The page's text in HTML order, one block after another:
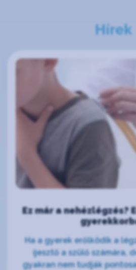
Hírek
Ez már a nehézlégzés?
Ha a gyerek erőlködik a
ijesztő a szülő számára,
gyakran nem tudják